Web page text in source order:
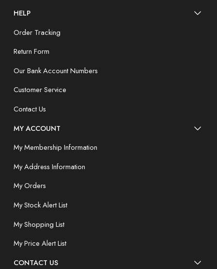
HELP
Order Tracking
Return Form
Our Bank Account Numbers
Customer Service
Contact Us
MY ACCOUNT
My Membership Information
My Address Information
My Orders
My Stock Alert List
My Shopping List
My Price Alert List
CONTACT US